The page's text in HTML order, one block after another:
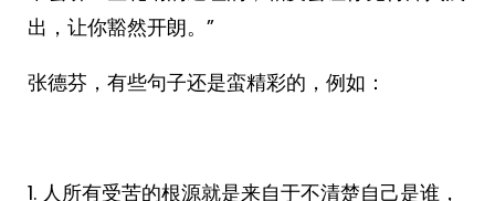
出，让你豁然开朗。”
张德芬，有些句子还是蛮精彩的，例如：
1. 人所有受苦的根源就是来自于不清楚自己是谁，